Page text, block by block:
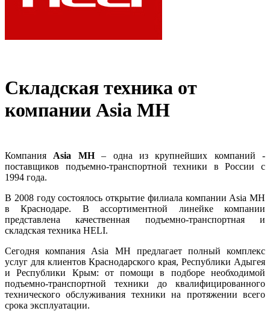
Складская техника от
компании Asia MH
Компания Asia MH– одна из крупнейших компаний -
поставщиков подъемно-транспортной техники в России с
1994 года.
В 2008 году состоялось открытие филиала компании Asia MH
в Краснодаре. В ассортиментной линейке компании
представлена качественная подъемно-транспортная и
складская техника HELI.
Сегодня компания Asia MH предлагает полный комплекс
услуг для клиентов Краснодарского края, Республики Адыгея
и Республики Крым: от помощи в подборе необходимой
подъемно-транспортной техники до квалифицированного
технического обслуживания техники на протяжении всего
срока эксплуатации.